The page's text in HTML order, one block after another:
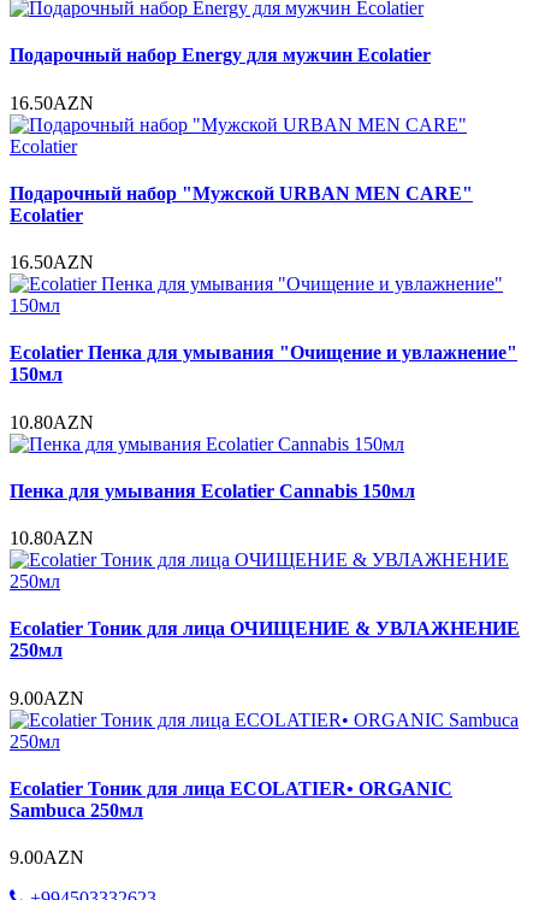
Подарочный набор Energy для мужчин Ecolatier
16.50AZN
Подарочный набор "Мужской URBAN MEN CARE"
Ecolatier
16.50AZN
Ecolatier Пенка для умывания "Очищение и увлажнение"
150мл
10.80AZN
Пенка для умывания Ecolatier Cannabis 150мл
10.80AZN
Ecolatier Тоник для лица ОЧИЩЕНИЕ & УВЛАЖНЕНИЕ
250мл
9.00AZN
Ecolatier Тоник для лица ECOLATIER• ORGANIC
Sambuca 250мл
9.00AZN